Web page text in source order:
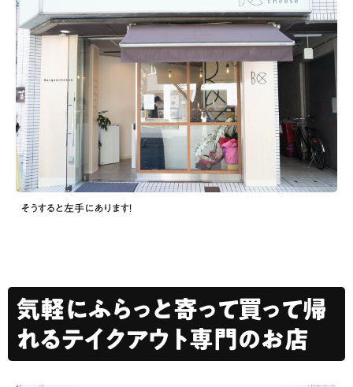
そうすると左手にあります！
気軽にふらっと寄って買って帰
れるテイクアウト専門のお店